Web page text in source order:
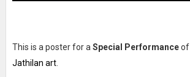
This is a poster for a Special Performanceof
Jathilan art.